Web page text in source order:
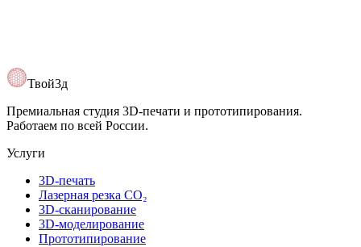
Твой3д
Премиальная студия 3D-печати и прототипирования.
Работаем по всей России.
Услуги
3D-печать
Лазерная резка CO₂
3D-сканирование
3D-моделирование
Прототипирование